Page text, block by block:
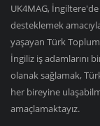
UK4MAG,
desteklemek
yaşayan Türk
İngiliz iş adamlarını
olanak sağlamak,
her bireyine
amaçlamaktayız.